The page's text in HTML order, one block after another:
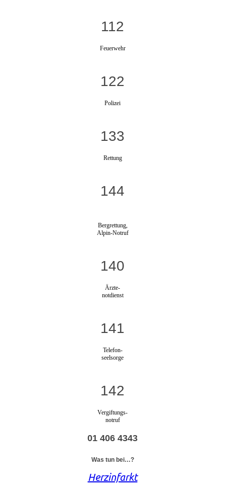
112
Feuerwehr
122
Polizei
133
Rettung
144
Bergrettung,
Alpin-Notruf
140
Ärzte-
notdienst
141
Telefon-
seelsorge
142
Vergiftungs-
notruf
01 406 4343
Was tun bei…?
Herzinfarkt